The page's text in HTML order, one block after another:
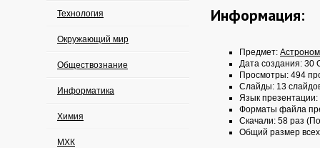
Технология
Окружающий мир
Обществознание
Информатика
Химия
МХК
Информация:
Предмет:
Дата создания: 30
Просмотры: 494
Слайды: 13
Язык презентации:
Форматы файла
Скачали: 58 раз
Общий размер